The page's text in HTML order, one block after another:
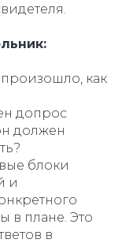
произошло, как
допрос
должен
блоки
и
в плане. Это
в